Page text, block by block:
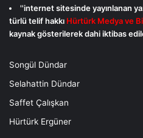
''internet sitesinde yayınlanan
türlü telif hakkı Hürtürk Medya ve
kaynak gösterilerek dahi iktibas
Songül Dündar
Selahattin Dündar
Saffet Çalışkan
Hürtürk Ergüner